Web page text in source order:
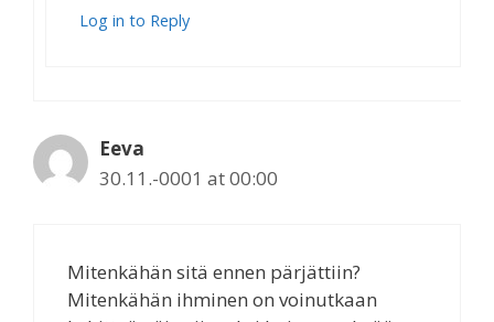
Log in to Reply
Eeva
30.11.-0001 at 00:00
Mitenkähän sitä ennen pärjättiin?
Mitenkähän ihminen on voinutkaan